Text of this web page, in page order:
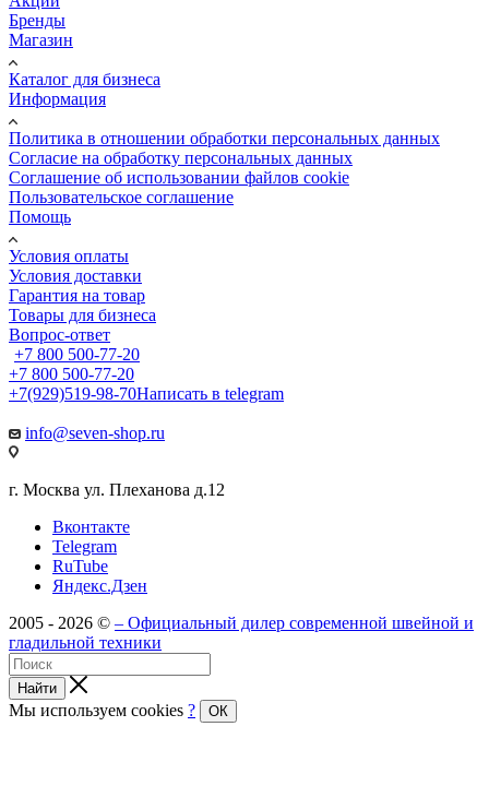
Бренды
Магазин
Каталог для бизнеса
Информация
Политика в отношении обработки персональных данных
Cогласие на обработку персональных данных
Cоглашение об использовании файлов cookie
Пользовательское соглашение
Помощь
Условия оплаты
Условия доставки
Гарантия на товар
Товары для бизнеса
Вопрос-ответ
+7 800 500-77-20
+7 800 500-77-20
+7(929)519-98-70Написать в telegram
info@seven-shop.ru
г. Москва ул. Плеханова д.12
Вконтакте
Telegram
RuTube
Яндекс.Дзен
2005 - 2026 © – Официальный дилер современной швейной и
гладильной техники
Найти
Мы используем cookies ? ОК